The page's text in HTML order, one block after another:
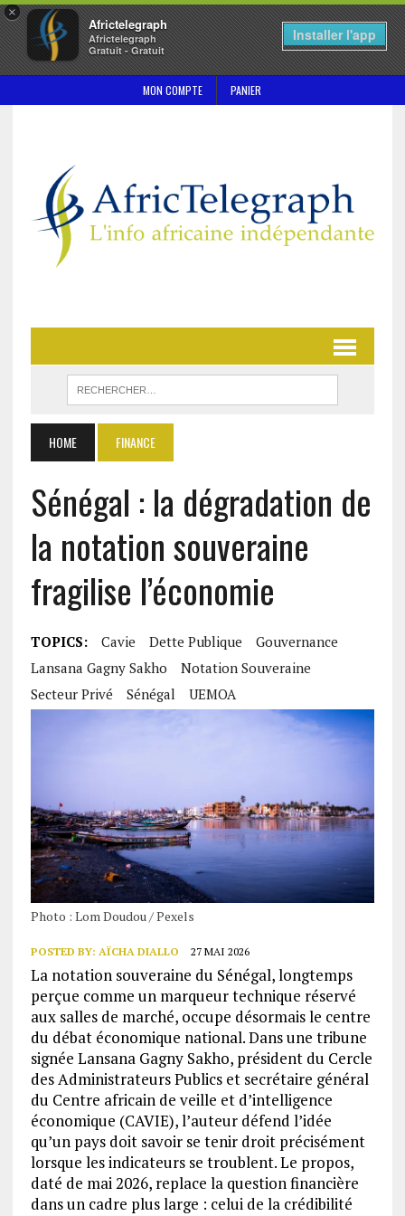
×
Africtelegraph
Africtelegraph
Gratuit - Gratuit
Installer l'app
MON COMPTE PANIER
HOME FINANCE
Sénégal : la dégradation de
la notation souveraine
fragilise l’économie
TOPICS: Cavie Dette Publique
Gouvernance
Lansana Gagny Sakho
Notation Souveraine
Secteur Privé
Sénégal UEMOA
Photo : Lom Doudou / Pexels
POSTED BY: AÏCHA DIALLO 27 MAI 2026
La notation souveraine du Sénégal, longtemps
perçue comme un marqueur technique réservé
aux salles de marché, occupe désormais le centre
du débat économique national. Dans une tribune
signée Lansana Gagny Sakho, président du Cercle
des Administrateurs Publics et secrétaire général
du Centre africain de veille et d’intelligence
économique (CAVIE), l’auteur défend l’idée
qu’un pays doit savoir se tenir droit précisément
lorsque les indicateurs se troublent. Le propos,
daté de mai 2026, replace la question financière
dans un cadre plus large : celui de la crédibilité